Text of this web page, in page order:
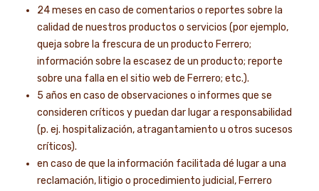
24 meses en caso de comentarios o reportes sobre la
calidad de nuestros productos o servicios (por ejemplo,
queja sobre la frescura de un producto Ferrero;
información sobre la escasez de un producto; reporte
sobre una falla en el sitio web de Ferrero; etc.).
5 años en caso de observaciones o informes que se
consideren críticos y puedan dar lugar a responsabilidad
(p. ej. hospitalización, atragantamiento u otros sucesos
críticos).
en caso de que la información facilitada dé lugar a una
reclamación, litigio o procedimiento judicial, Ferrero